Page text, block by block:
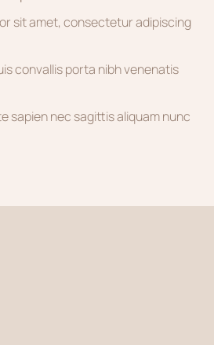
sit amet, consectetur adipiscing
convallis porta nibh venenatis
sapien nec sagittis aliquam nunc